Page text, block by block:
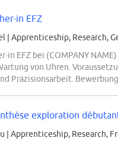
EFZ
| Apprenticeship, Research,
EFZ bei (COMPANY
von Uhren.
Präzisionsarbeit.
exploration
| Apprenticeship, Research,